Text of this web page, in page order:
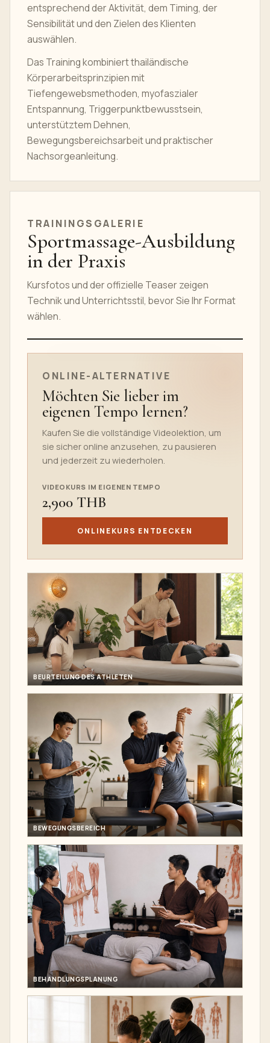
entsprechend der Aktivität, dem Timing, der
Sensibilität und den Zielen des Klienten
auswählen.
Das Training kombiniert thailändische
Körperarbeitsprinzipien mit
Tiefengewebsmethoden, myofaszialer
Entspannung, Triggerpunktbewusstsein,
unterstütztem Dehnen,
Bewegungsbereichsarbeit und praktischer
Nachsorgeanleitung.
TRAININGSGALERIE
Sportmassage-Ausbildung
in der Praxis
Kursfotos und der offizielle Teaser zeigen
Technik und Unterrichtsstil, bevor Sie Ihr Format
wählen.
TEASER DES ONLINEKURSES
ONLINE-ALTERNATIVE
Möchten Sie lieber im
eigenen Tempo lernen?
Kaufen Sie die vollständige Videolektion, um
sie sicher online anzusehen, zu pausieren
und jederzeit zu wiederholen.
VIDEOKURS IM EIGENEN TEMPO
2,900 THB
ONLINEKURS ENTDECKEN
BEURTEILUNG DES ATHLETEN
BEWEGUNGSBEREICH
BEHANDLUNGSPLANUNG